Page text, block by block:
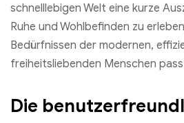
schnelllebigen Welt eine kurze
Ruhe und Wohlbefinden zu
Bedürfnissen der modernen,
freiheitsliebenden Menschen
Die